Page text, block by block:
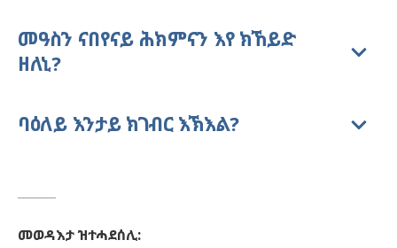
መዓስን ናበየናይ ሕክምናን እየ ክኸይድ
ዘለኒ?
ባዕለይ እንታይ ክገብር እኽእል?
መወዳእታ ዝተሓደሰሊ: